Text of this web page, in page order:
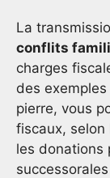
La
conflits
charges
des
pierre, vous
fiscaux, selon
les donations